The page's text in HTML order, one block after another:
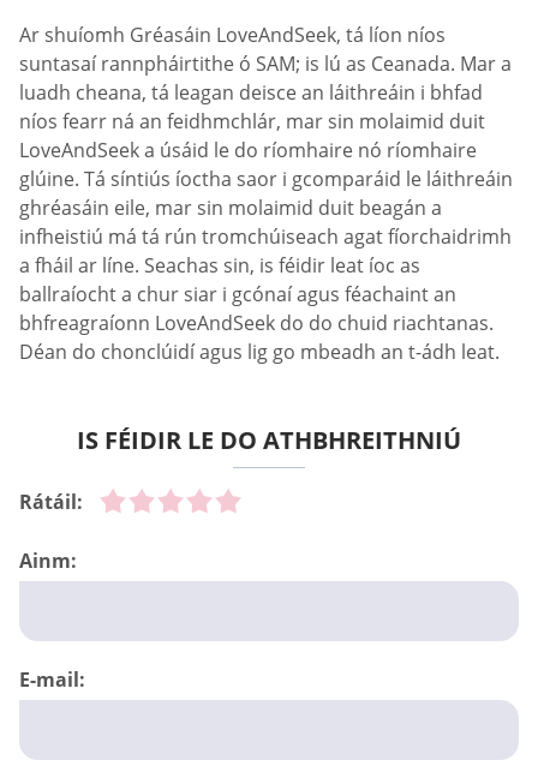
Ar shuíomh Gréasáin LoveAndSeek, tá líon níos
suntasaí rannpháirtithe ó SAM; is lú as Ceanada. Mar a
luadh cheana, tá leagan deisce an láithreáin i bhfad
níos fearr ná an feidhmchlár, mar sin molaimid duit
LoveAndSeek a úsáid le do ríomhaire nó ríomhaire
glúine. Tá síntiús íoctha saor i gcomparáid le láithreáin
ghréasáin eile, mar sin molaimid duit beagán a
infheistiú má tá rún tromchúiseach agat fíorchaidrimh
a fháil ar líne. Seachas sin, is féidir leat íoc as
ballraíocht a chur siar i gcónaí agus féachaint an
bhfreagraíonn LoveAndSeek do do chuid riachtanas.
Déan do chonclúidí agus lig go mbeadh an t-ádh leat.
IS FÉIDIR LE DO ATHBHREITHNIÚ
Rátáil:
Ainm:
E-mail: